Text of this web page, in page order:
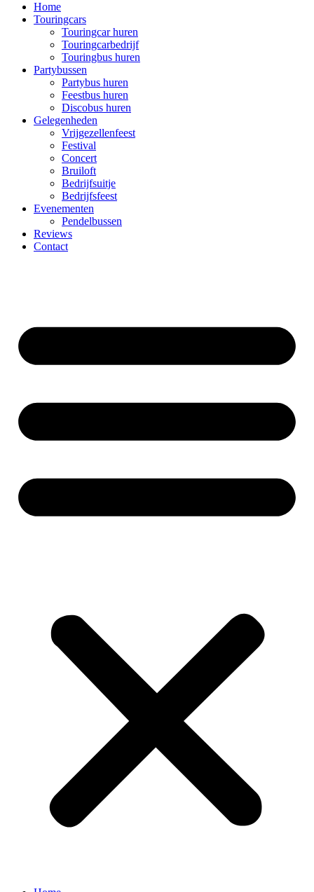
Home
Touringcars
Touringcar huren
Touringcarbedrijf
Touringbus huren
Partybussen
Partybus huren
Feestbus huren
Discobus huren
Gelegenheden
Vrijgezellenfeest
Festival
Concert
Bruiloft
Bedrijfsuitje
Bedrijfsfeest
Evenementen
Pendelbussen
Reviews
Contact